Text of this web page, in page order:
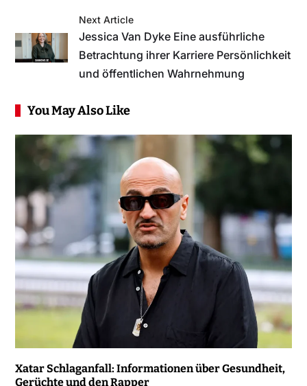
Next Article
Jessica Van Dyke Eine ausführliche
Betrachtung ihrer Karriere Persönlichkeit
und öffentlichen Wahrnehmung
You May Also Like
Xatar Schlaganfall: Informationen über Gesundheit,
Gerüchte und den Rapper